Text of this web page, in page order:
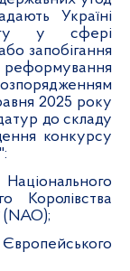
Україні
у сфері
запобігання
2025 року
до складу
конкурсу
Королівства
(NAO);